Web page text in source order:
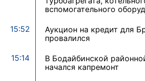
вспомогательного
15:52
Аукцион на кредит для
провалился
15:14
В Бодайбинской
начался капремонт